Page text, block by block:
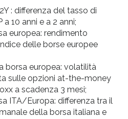
: differenza del tasso di
10 anni e a 2 anni;
europea: rendimento
delle borse europee
borsa europea: volatilità
sulle opzioni at-the-money
a scadenza 3 mesi;
ITA/Europa: differenza tra il
della borsa italiana e